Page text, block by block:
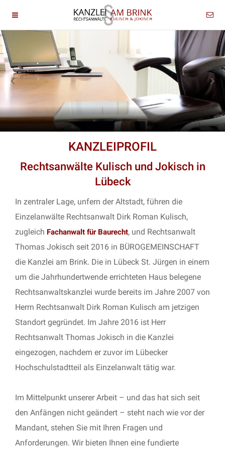
KANZLEIPROFIL
Rechtsanwälte Kulisch und Jokisch in
Lübeck
In zentraler Lage, unfern der Altstadt, führen die
Einzelanwälte Rechtsanwalt Dirk Roman Kulisch,
zugleich Fachanwalt für Baurecht, und Rechtsanwalt
Thomas Jokisch seit 2016 in BÜROGEMEINSCHAFT
die Kanzlei am Brink. Die in Lübeck St. Jürgen in einem
um die Jahrhundertwende errichteten Haus belegene
Rechtsanwaltskanzlei wurde bereits im Jahre 2007 von
Herrn Rechtsanwalt Dirk Roman Kulisch am jetzigen
Standort gegründet. Im Jahre 2016 ist Herr
Rechtsanwalt Thomas Jokisch in die Kanzlei
eingezogen, nachdem er zuvor im Lübecker
Hochschulstadtteil als Einzelanwalt tätig war.
Im Mittelpunkt unserer Arbeit – und das hat sich seit
den Anfängen nicht geändert – steht nach wie vor der
Mandant, stehen Sie mit Ihren Fragen und
Anforderungen. Wir bieten Ihnen eine fundierte